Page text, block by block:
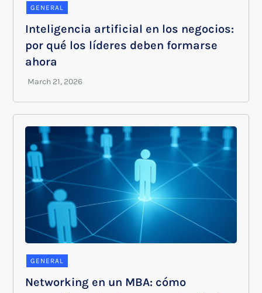
GENERAL
Inteligencia artificial en los negocios:
por qué los líderes deben formarse
ahora
GENERAL
Networking en un MBA: cómo